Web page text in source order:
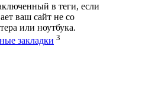
в теги, если
ваш сайт не со
или ноутбука.
закладки 3